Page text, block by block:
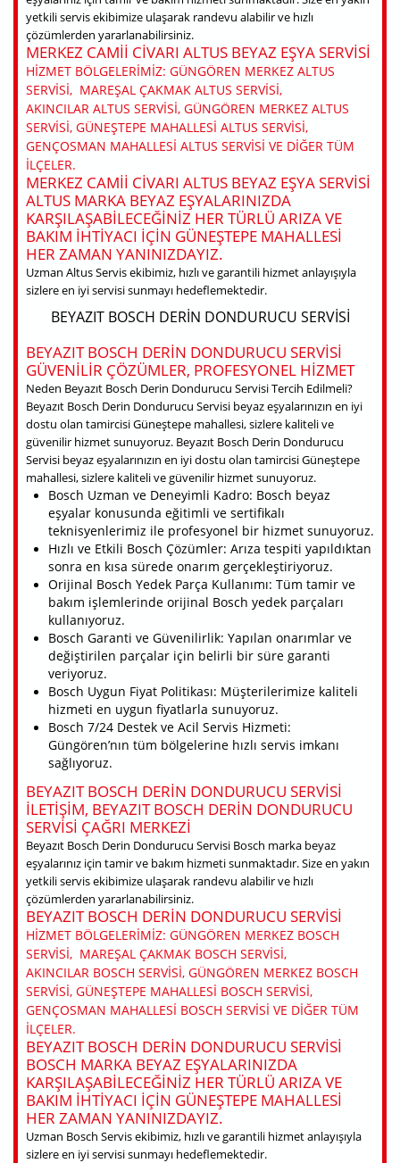
yetkili servis ekibimize ulaşarak randevu alabilir ve hızlı
çözümlerden yararlanabilirsiniz.
MERKEZ CAMII CIVARI ALTUS BEYAZ EŞYA SERVISI
HIZMET BÖLGELERIMIZ: GÜNGÖREN MERKEZ ALTUS
SERVISI, MAREŞAL ÇAKMAK ALTUS SERVISI,
AKINCILAR ALTUS SERVISI, GÜNGÖREN MERKEZ ALTUS
SERVISI, GÜNEŞTEPE MAHALLESI ALTUS SERVISI,
GENÇOSMAN MAHALLESI ALTUS SERVISI VE DIĞER TÜM
ILÇELER.
MERKEZ CAMII CIVARI ALTUS BEYAZ EŞYA SERVISI
ALTUS MARKA BEYAZ EŞYALARINIZDA
KARŞILAŞABILECEĞINIZ HER TÜRLÜ ARIZA VE
BAKIM IHTIYACI IÇIN GÜNEŞTEPE MAHALLESI
HER ZAMAN YANINIZDAYIZ.
Uzman Altus Servis ekibimiz, hızlı ve garantili hizmet anlayışıyla
sizlere en iyi servisi sunmayı hedeflemektedir.
BEYAZIT BOSCH DERIN DONDURUCU SERVISI
BEYAZIT BOSCH DERIN DONDURUCU SERVISI
GÜVENILIR ÇÖZÜMLER, PROFESYONEL HIZMET
Neden Beyazıt Bosch Derin Dondurucu Servisi Tercih Edilmeli?
Beyazıt Bosch Derin Dondurucu Servisi beyaz eşyalarınızın en iyi
dostu olan tamircisi Güneştepe mahallesi, sizlere kaliteli ve
güvenilir hizmet sunuyoruz. Beyazıt Bosch Derin Dondurucu
Servisi beyaz eşyalarınızın en iyi dostu olan tamircisi Güneştepe
mahallesi, sizlere kaliteli ve güvenilir hizmet sunuyoruz.
Bosch Uzman ve Deneyimli Kadro: Bosch beyaz
eşyalar konusunda eğitimli ve sertifikalı
teknisyenlerimiz ile profesyonel bir hizmet sunuyoruz.
Hızlı ve Etkili Bosch Çözümler: Arıza tespiti yapıldıktan
sonra en kısa sürede onarım gerçekleştiriyoruz.
Orijinal Bosch Yedek Parça Kullanımı: Tüm tamir ve
bakım işlemlerinde orijinal Bosch yedek parçaları
kullanıyoruz.
Bosch Garanti ve Güvenilirlik: Yapılan onarımlar ve
değiştirilen parçalar için belirli bir süre garanti
veriyoruz.
Bosch Uygun Fiyat Politikası: Müşterilerimize kaliteli
hizmeti en uygun fiyatlarla sunuyoruz.
Bosch 7/24 Destek ve Acil Servis Hizmeti:
Güngören’nın tüm bölgelerine hızlı servis imkanı
sağlıyoruz.
BEYAZIT BOSCH DERIN DONDURUCU SERVISI
ILETIŞIM, BEYAZIT BOSCH DERIN DONDURUCU
SERVISI ÇAĞRI MERKEZI
Beyazıt Bosch Derin Dondurucu Servisi Bosch marka beyaz
eşyalarınız için tamir ve bakım hizmeti sunmaktadır. Size en yakın
yetkili servis ekibimize ulaşarak randevu alabilir ve hızlı
çözümlerden yararlanabilirsiniz.
BEYAZIT BOSCH DERIN DONDURUCU SERVISI
HIZMET BÖLGELERIMIZ: GÜNGÖREN MERKEZ BOSCH
SERVISI, MAREŞAL ÇAKMAK BOSCH SERVISI,
AKINCILAR BOSCH SERVISI, GÜNGÖREN MERKEZ BOSCH
SERVISI, GÜNEŞTEPE MAHALLESI BOSCH SERVISI,
GENÇOSMAN MAHALLESI BOSCH SERVISI VE DIĞER TÜM
ILÇELER.
BEYAZIT BOSCH DERIN DONDURUCU SERVISI
BOSCH MARKA BEYAZ EŞYALARINIZDA
KARŞILAŞABILECEĞINIZ HER TÜRLÜ ARIZA VE
BAKIM IHTIYACI IÇIN GÜNEŞTEPE MAHALLESI
HER ZAMAN YANINIZDAYIZ.
Uzman Bosch Servis ekibimiz, hızlı ve garantili hizmet anlayışıyla
sizlere en iyi servisi sunmayı hedeflemektedir.